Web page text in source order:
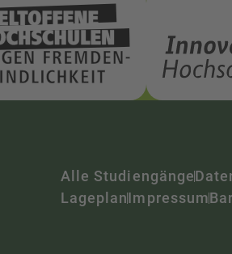
Alle Studiengänge
LageplanImpressum